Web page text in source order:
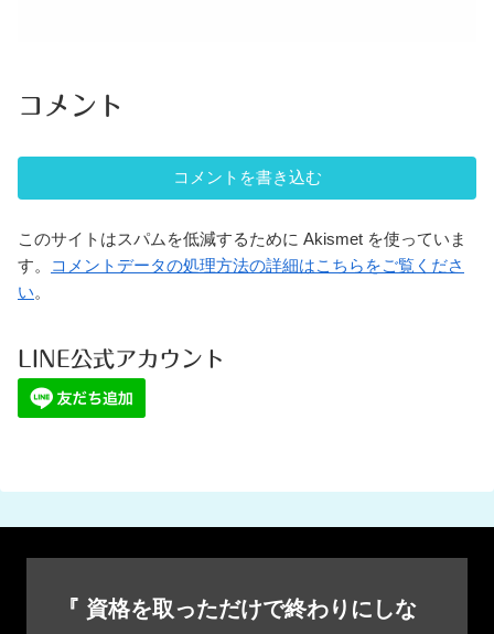
コメント
コメントを書き込む
このサイトはスパムを低減するために Akismet を使っていま
す。
コメントデータの処理方法の詳細はこちらをご覧くださ
い。
LINE公式アカウント
『 資格を取っただけで終わりにしな